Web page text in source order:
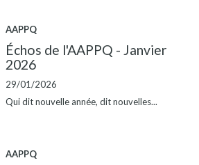
AAPPQ
Échos de l'AAPPQ - Janvier
2026
29/01/2026
Qui dit nouvelle année, dit nouvelles...
AAPPQ